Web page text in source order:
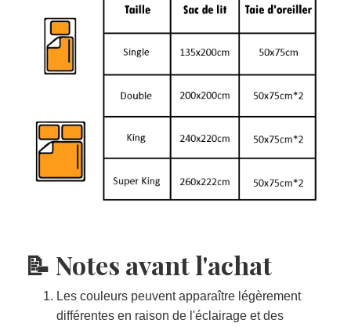
📝 Notes avant l'achat
Les couleurs peuvent apparaître légèrement
différentes en raison de l'éclairage et des